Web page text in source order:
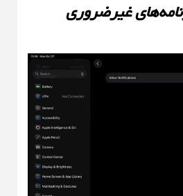
غیرضروری